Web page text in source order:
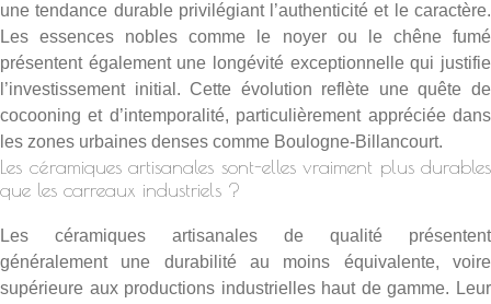
une tendance durable privilégiant l’authenticité et le caractère.
Les essences nobles comme le noyer ou le chêne fumé
présentent également une longévité exceptionnelle qui justifie
l’investissement initial. Cette évolution reflète une quête de
cocooning et d’intemporalité, particulièrement appréciée dans
les zones urbaines denses comme Boulogne-Billancourt.
Les céramiques artisanales sont-elles vraiment plus durables
que les carreaux industriels ?
Les céramiques artisanales de qualité présentent
généralement une durabilité au moins équivalente, voire
supérieure aux productions industrielles haut de gamme. Leur